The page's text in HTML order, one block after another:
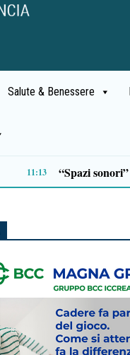
Salute & Benessere
Esodo estivo, weekend da bollino nero: oltre 26 milioni di spostamenti sulle strade Anas 09:15